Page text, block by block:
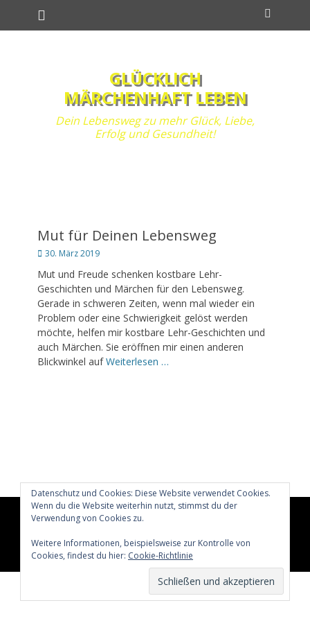
Inhalt
Primäres Menü
GLÜCKLICH
MÄRCHENHAFT LEBEN
Dein Lebensweg zu mehr Glück, Liebe,
Erfolg und Gesundheit!
Mut für Deinen Lebensweg
Posted
30. März 2019
Mut und Freude schenken kostbare Lehr-
Geschichten und Märchen für den Lebensweg.
Gerade in schweren Zeiten, wenn mal wieder ein
Problem oder eine Schwierigkeit gelöst werden
möchte, helfen mir kostbare Lehr-Geschichten und
auch Märchen. Sie eröffnen mir einen anderen
Blickwinkel aufWeiterlesen …
Datenschutz und Cookies: Diese Website verwendet Cookies.
Wenn du die Website weiterhin nutzt, stimmst du der
Verwendung von Cookies zu.
Weitere Informationen, beispielsweise zur Kontrolle von
Cookies, findest du hier: Cookie-Richtlinie
Copyright © 2026Glücklich märchenhaft leben
Catch Adaptive vonCatch Themes